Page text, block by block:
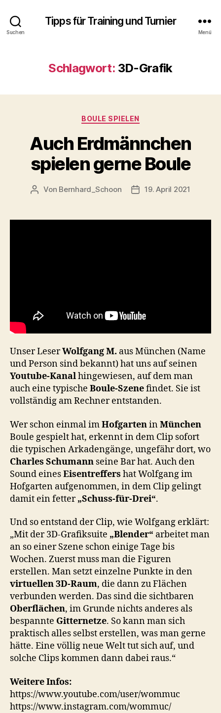
Suchen
Tipps für Training und Turnier
Menü
Schlagwort: 3D-Grafik
Kategorien
BOULE SPIELEN
Auch Erdmännchen
spielen gerne Boule
Beitragsautor
Von Bernhard_Schoon Veröffentlichungsdatum
19. April 2021
Unser LeserWolfgang M. aus München (Name
und Person sind bekannt) hat uns auf seinen
Youtube-Kanalhingewiesen, auf dem man
auch eine typische Boule-Szenefindet. Sie ist
vollständig am Rechner entstanden.
Wer schon einmal imHofgarteninMünchen
Boule gespielt hat, erkennt in dem Clip sofort
die typischen Arkadengänge, ungefähr dort, wo
Charles Schumann seine Bar hat. Auch den
Sound einesEisentreffers hat Wolfgang im
Hofgarten aufgenommen, in dem Clip gelingt
damit ein fetter„Schuss-für-Drei“.
Und so entstand der Clip, wie Wolfgang erklärt:
„Mit der 3D-Grafiksuite „Blender“ arbeitet man
an so einer Szene schon einige Tage bis
Wochen. Zuerst muss man die Figuren
erstellen. Man setzt einzelne Punkte in den
virtuellen 3D-Raum, die dann zu Flächen
verbunden werden. Das sind die sichtbaren
Oberflächen, im Grunde nichts anderes als
bespannte Gitternetze. So kann man sich
praktisch alles selbst erstellen, was man gerne
hätte. Eine völlig neue Welt tut sich auf, und
solche Clips kommen dann dabei raus.“
Weitere Infos:
https://www.youtube.com/user/wommuc
https://www.instagram.com/wommuc/